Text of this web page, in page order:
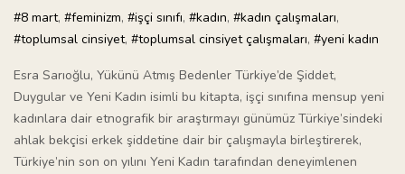
#8 mart, #feminizm, #işçi sınıfı, #kadın, #kadın çalışmaları,
#toplumsal cinsiyet, #toplumsal cinsiyet çalışmaları, #yeni kadın
Esra Sarıoğlu, Yükünü Atmış Bedenler Türkiye’de Şiddet,
Duygular ve Yeni Kadın isimli bu kitapta, işçi sınıfına mensup yeni
kadınlara dair etnografik bir araştırmayı günümüz Türkiye’sindeki
ahlak bekçisi erkek şiddetine dair bir çalışmayla birleştirerek,
Türkiye’nin son on yılını Yeni Kadın tarafından deneyimlenen